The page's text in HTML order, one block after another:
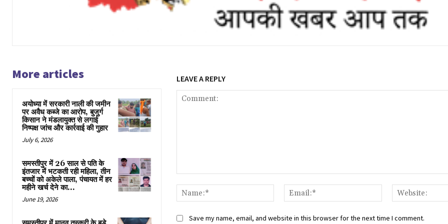
More articles
अयोध्या में सरकारी नाली की जमीन
पर अवैध कब्जे का आरोप, बुजुर्ग
किसान ने मंडलायुक्त से लगाई
निष्पक्ष जांच और कार्रवाई की गुहार
July 6, 2026
समस्तीपुर में 26 साल से पति के
इंतजार में भटकती रही महिला, तीन
बच्चों को अकेले पाला, पंचायत में हर
महीने खर्च देने का...
June 19, 2026
LEAVE A REPLY
Name:*
Email:*
Save my name, email, and website in this browser for the next time I comment.